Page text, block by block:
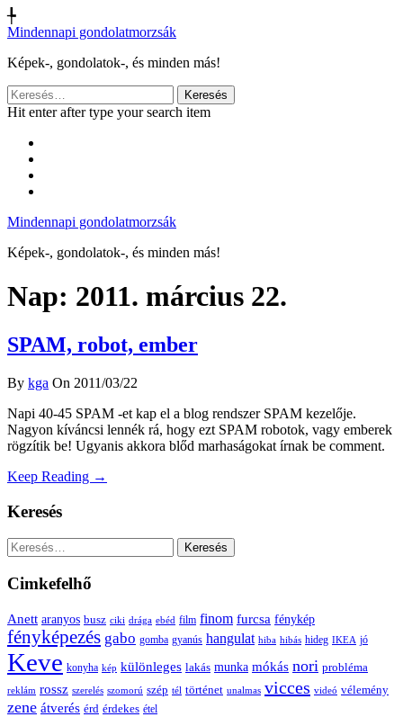
╄
Mindennapi gondolatmorzsák
Képek-, gondolatok-, és minden más!
Keresés:
Hit enter after type your search item
Mindennapi gondolatmorzsák
Képek-, gondolatok-, és minden más!
Nap: 2011. március 22.
SPAM, robot, ember
By kga On 2011/03/22
Napi 40-45 SPAM -et kap el a blog rendszer SPAM kezelője.
Nagyon kíváncsi lennék rá, hogy ezt SPAM robotok, vagy emberek
rögzítik be! Ugyanis akkora blőd marhaságokat írnak be comment.
Keep Reading →
Keresés
Keresés:
Cimkefelhő
Anett aranyos busz ciki drága ebéd film finom furcsa fénykép
fényképezés gabo gomba gyanús hangulat hiba hibás hideg IKEA jó
Keve konyha kép különleges lakás munka mókás nori probléma
reklám rossz szerelés szomorú szép tél történet unalmas vicces videó vélemény
zene átverés érd érdekes étel